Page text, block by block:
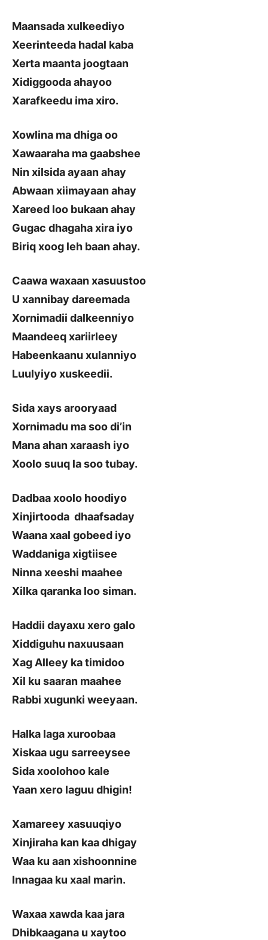
Maansada xulkeediyo
Xeerinteeda hadal kaba
Xerta maanta joogtaan
Xidiggooda ahayoo
Xarafkeedu ima xiro.
Xowlina ma dhiga oo
Xawaaraha ma gaabshee
Nin xilsida ayaan ahay
Abwaan xiimayaan ahay
Xareed loo bukaan ahay
Gugac dhagaha xira iyo
Biriq xoog leh baan ahay.
Caawa waxaan xasuustoo
U xannibay dareemada
Xornimadii dalkeenniyo
Maandeeq xariirleey
Habeenkaanu xulanniyo
Luulyiyo xuskeedii.
Sida xays arooryaad
Xornimadu ma soo di’in
Mana ahan xaraash iyo
Xoolo suuq la soo tubay.
Dadbaa xoolo hoodiyo
Xinjirtooda dhaafsaday
Waana xaal gobeed iyo
Waddaniga xigtiisee
Ninna xeeshi maahee
Xilka qaranka loo siman.
Haddii dayaxu xero galo
Xiddiguhu naxuusaan
Xag Alleey ka timidoo
Xil ku saaran maahee
Rabbi xugunki weeyaan.
Halka laga xuroobaa
Xiskaa ugu sarreeysee
Sida xoolohoo kale
Yaan xero laguu dhigin!
Xamareey xasuuqiyo
Xinjiraha kan kaa dhigay
Waa ku aan xishoonnine
Innagaa ku xaal marin.
Waxaa xawda kaa jara
Dhibkaagana u xaytoo